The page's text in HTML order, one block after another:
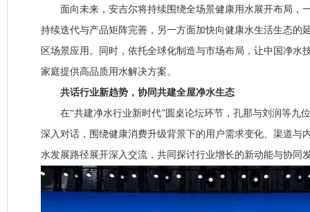
面向未来，安吉尔将持续围绕全场景健康用水展开布局，
持续迭代与产品矩阵完善，另一方面加快向健康水生活生态的
区场景应用。同时，依托全球化制造与市场布局，让中国净水
家庭提供高品质用水解决方案。
共话行业新趋势，协同共建全屋净水生态
在“共建净水行业新时代”圆桌论坛环节，孔那与刘润等九
深入对话，围绕健康消费升级背景下的用户需求变化、渠道与
水发展路径展开深入交流，共同探讨行业增长的新动能与协同